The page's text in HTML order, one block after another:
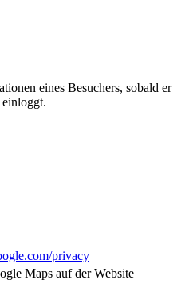
eines Besuchers, sobald er
privacy
Maps auf der Website